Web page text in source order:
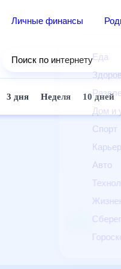
Личные финансы
Еда
Дом
Спорт
Авто
Поиск по интернету
3 дня Неделя 10